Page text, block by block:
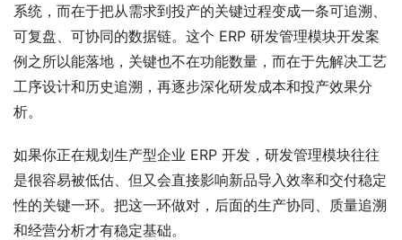
系统，而在于把从需求到投产的关键过程变成一条可追溯、
可复盘、可协同的数据链。这个 ERP 研发管理模块开发案
例之所以能落地，关键也不在功能数量，而在于先解决工艺
工序设计和历史追溯，再逐步深化研发成本和投产效果分
析。
如果你正在规划生产型企业 ERP 开发，研发管理模块往往
是很容易被低估、但又会直接影响新品导入效率和交付稳定
性的关键一环。把这一环做对，后面的生产协同、质量追溯
和经营分析才有稳定基础。